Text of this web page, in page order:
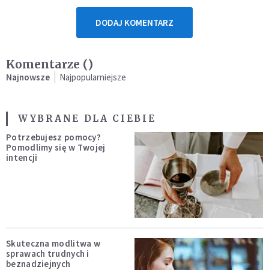
DODAJ KOMENTARZ
Komentarze ()
Najnowsze Najpopularniejsze
WYBRANE DLA CIEBIE
Potrzebujesz pomocy?
Pomodlimy się w Twojej
intencji
Skuteczna modlitwa w
sprawach trudnych i
beznadziejnych